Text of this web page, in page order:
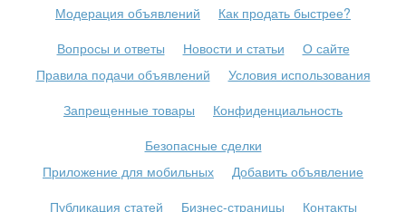
Модерация объявлений
Как продать быстрее?
Вопросы и ответы
Новости и статьи
О сайте
Правила подачи объявлений
Условия использования
Запрещенные товары
Конфиденциальность
Безопасные сделки
Приложение для мобильных
Добавить объявление
Публикация статей
Бизнес-страницы Контакты